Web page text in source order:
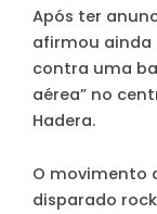
Após ter
afirmou ainda
contra uma
aérea” no
Hadera.
O movimento
disparado